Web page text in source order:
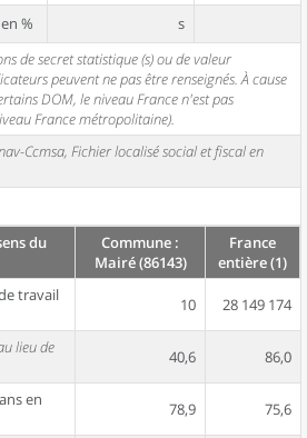
%
s
de secret statistique (s) ou de valeur
peuvent ne pas être renseignés. À cause
DOM, le niveau France n'est pas
France métropolitaine).
Ccmsa, Fichier localisé social et fiscal en
du
Commune :
Mairé (86143)
France
entière (1)
travail
10 28 149 174
lieu de
40,6 86,0
en
78,9 75,6